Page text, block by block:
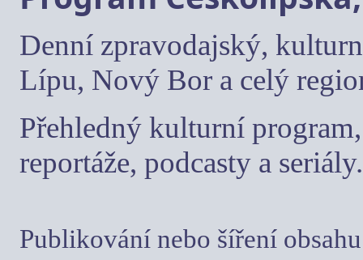
Denní zpravodajský,
Lípu, Nový Bor a celý
Přehledný kulturní
reportáže, podcasty a seriály.
Publikování nebo šíření